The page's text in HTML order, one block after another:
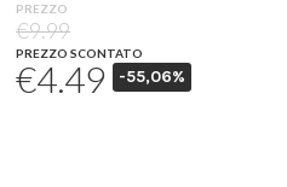
PREZZO
€9.99
PREZZO SCONTATO
€4.49 -55,06%